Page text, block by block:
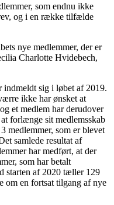
som endnu ikke
og i en række tilfælde
nye medlemmer, der er
Charlotte Hvidebech,
sig i løbet af 2019.
ikke har ønsket at
et medlem har derudover
forlænge sit medlemsskab
medlemmer, som er blevet
samlede resultat af
har medført, at der
som har betalt
starten af 2020 tæller 129
om en fortsat tilgang af nye